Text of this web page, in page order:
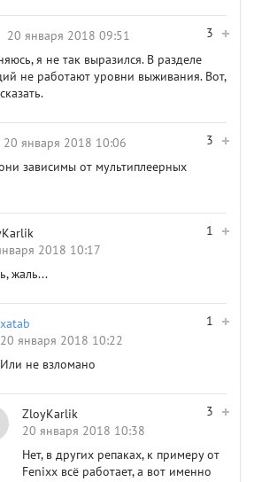
3
20 января 2018 09:51
я не так выразился. В разделе
не работают уровни выживания. Вот,
3
20 января 2018 10:06
зависимы от мультиплеерных
1
2018 10:17
жаль...
1
xatab
20 января 2018 10:22
Или не взломано
3
ZloyKarlik
20 января 2018 10:38
Нет, в других репаках, к примеру от
Fenixx всё работает, а вот именно